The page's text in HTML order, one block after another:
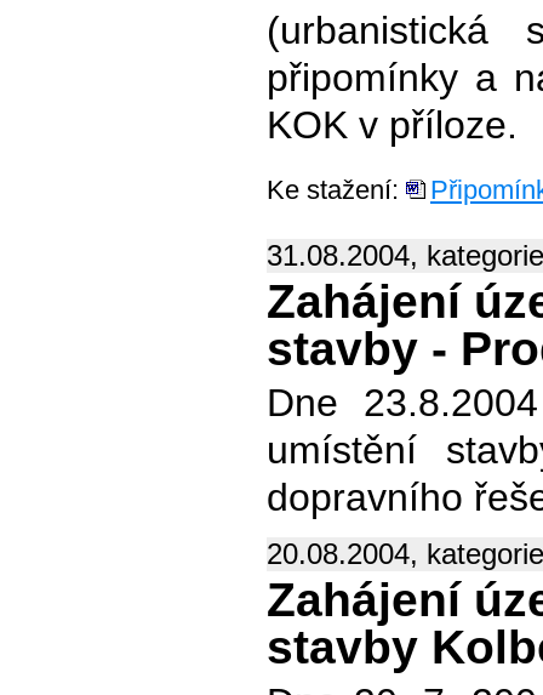
(urbanistická
připomínky a
KOK v příloze.
Ke stažení:
31.08.2004,
Zahájení
stavby -
Dne
umístění
dopravního
20.08.2004,
Zahájení
stavby